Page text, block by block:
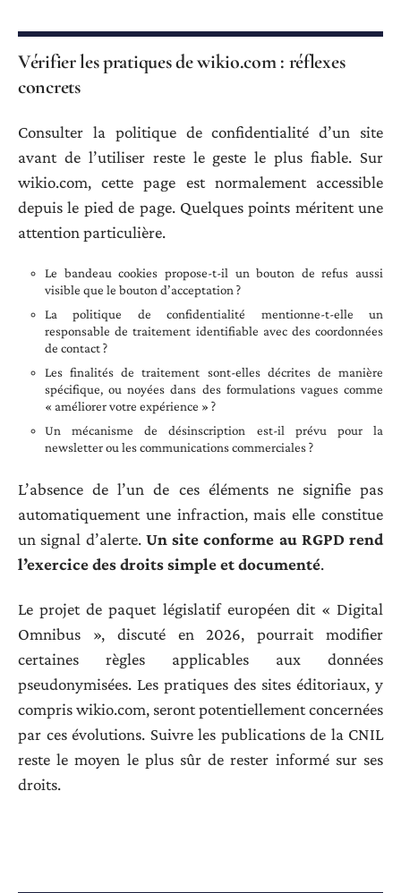
Vérifier les pratiques de wikio.com : réflexes
concrets
Consulter la politique de confidentialité d’un site
avant de l’utiliser reste le geste le plus fiable. Sur
wikio.com, cette page est normalement accessible
depuis le pied de page. Quelques points méritent une
attention particulière.
Le bandeau cookies propose-t-il un bouton de refus aussi
visible que le bouton d’acceptation ?
La politique de confidentialité mentionne-t-elle un
responsable de traitement identifiable avec des coordonnées
de contact ?
Les finalités de traitement sont-elles décrites de manière
spécifique, ou noyées dans des formulations vagues comme
« améliorer votre expérience » ?
Un mécanisme de désinscription est-il prévu pour la
newsletter ou les communications commerciales ?
L’absence de l’un de ces éléments ne signifie pas
automatiquement une infraction, mais elle constitue
un signal d’alerte. Un site conforme au RGPD rend
l’exercice des droits simple et documenté.
Le projet de paquet législatif européen dit « Digital
Omnibus », discuté en 2026, pourrait modifier
certaines règles applicables aux données
pseudonymisées. Les pratiques des sites éditoriaux, y
compris wikio.com, seront potentiellement concernées
par ces évolutions. Suivre les publications de la CNIL
reste le moyen le plus sûr de rester informé sur ses
droits.